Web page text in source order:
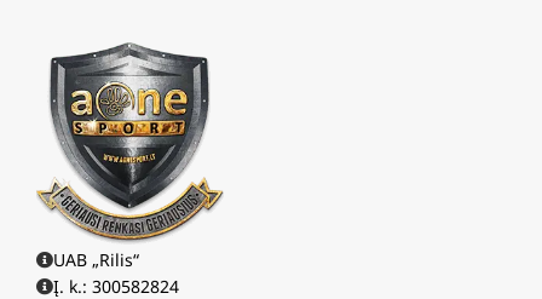
UAB „Rilis“
Į. k.: 300582824